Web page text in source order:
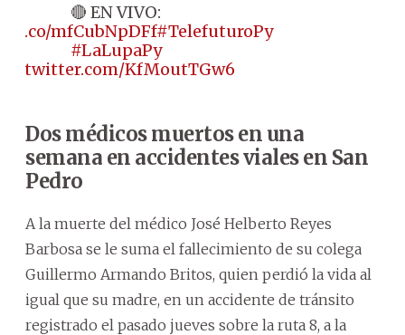
🔴 EN VIVO:
t.co/mfCubNpDFf#TelefuturoPy
#LaLupaPy
KfMoutTGw6
Dos médicos muertos en una
semana en accidentes viales en San
Pedro
A la muerte del médico José Helberto Reyes
Barbosa se le suma el fallecimiento de su colega
Guillermo Armando Britos, quien perdió la vida al
igual que su madre, en un accidente de tránsito
registrado el pasado jueves sobre la ruta 8, a la